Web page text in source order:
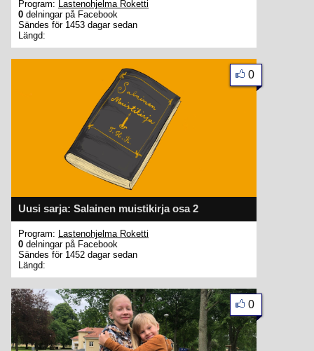
Program: Lastenohjelma Roketti
0 delningar på Facebook
Sändes för 1453 dagar sedan
Längd:
Uusi sarja: Salainen muistikirja osa 2
0
Program: Lastenohjelma Roketti
0 delningar på Facebook
Sändes för 1452 dagar sedan
Längd:
0